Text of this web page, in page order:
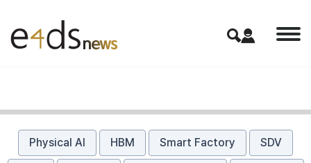
Physical AI HBM Smart Factory SDV